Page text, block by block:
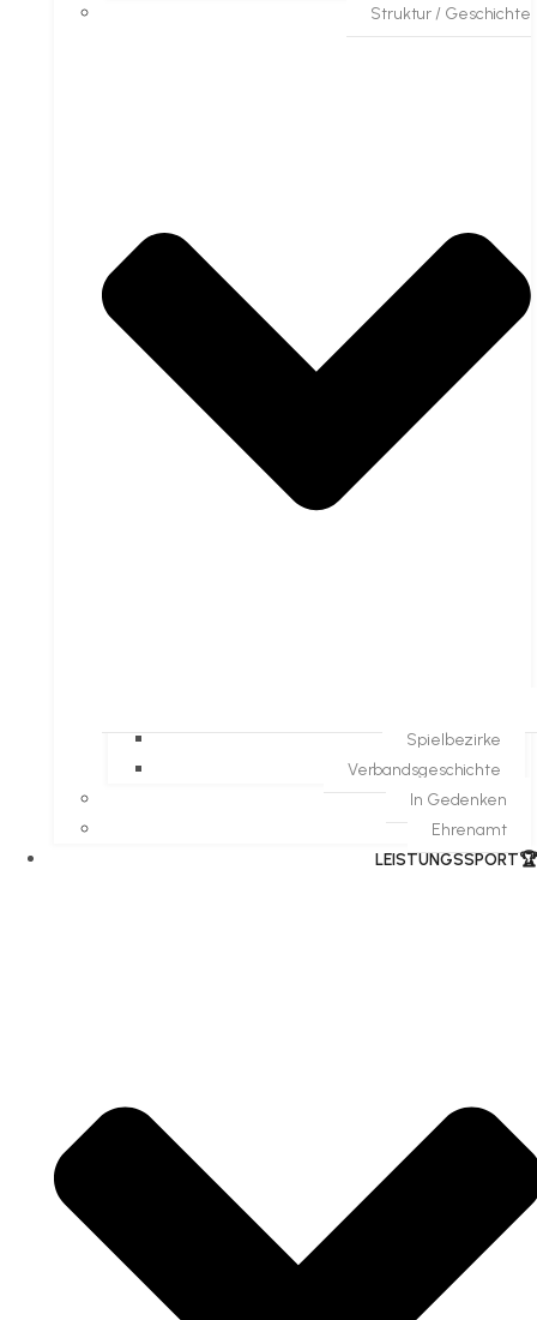
Struktur / Geschichte
Spielbezirke
Verbandsgeschichte
In Gedenken
Ehrenamt
​LEISTUNGSSPORT🏆